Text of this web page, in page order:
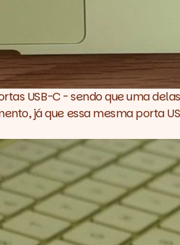
USB-C - sendo que uma
já que essa mesma porta